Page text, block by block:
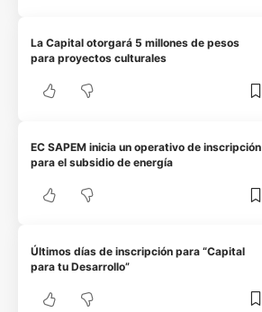
La Capital otorgará 5 millones de pesos
para proyectos culturales
EC SAPEM inicia un operativo de inscripción
para el subsidio de energía
Últimos días de inscripción para “Capital
para tu Desarrollo”